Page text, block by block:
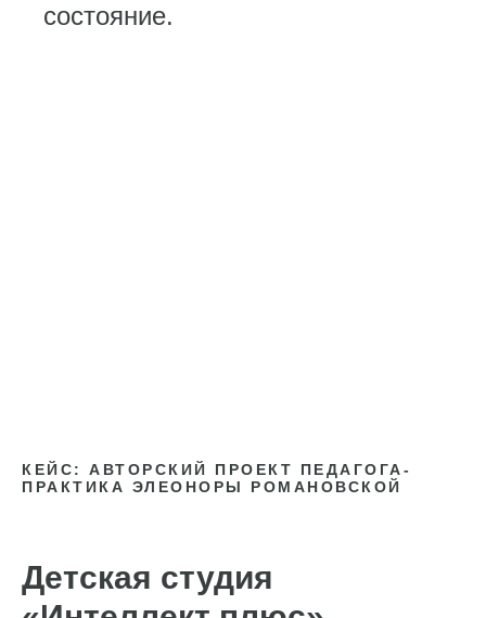
состояние.
КЕЙС: АВТОРСКИЙ ПРОЕКТ ПЕДАГОГА-
ПРАКТИКА ЭЛЕОНОРЫ РОМАНОВСКОЙ
Детская студия